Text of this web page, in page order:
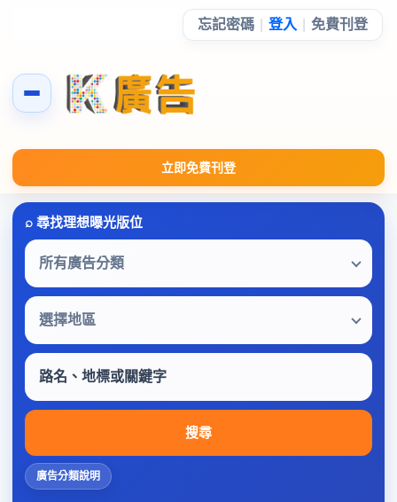
立即免費刊登
忘記密碼 登入 免費刊登
所有廣告分類
選擇地區
搜尋
廣告分類說明